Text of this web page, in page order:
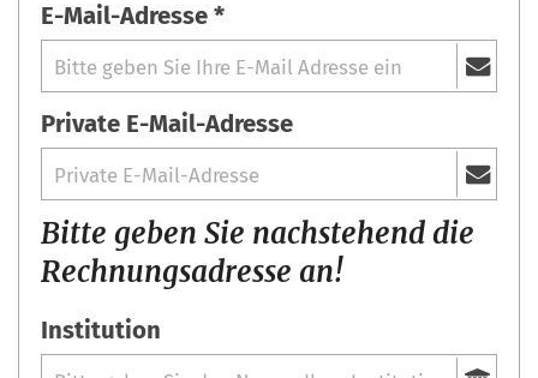
E-Mail-Adresse *
Private E-Mail-Adresse
Bitte geben Sie nachstehend die
Rechnungsadresse an!
Institution